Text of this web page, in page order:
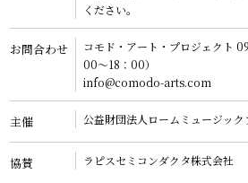
ください。
お問合わせ コモド・アート・プロジェクト
00～18：00）
info@comodo-arts.com
主催 公益財団法人ロームミュージッ
協賛 ラピスセミコンダクタ株式会社